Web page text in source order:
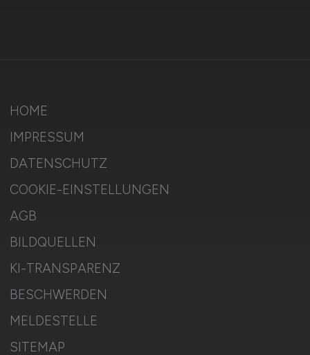
HOME
IMPRESSUM
DATENSCHUTZ
COOKIE-EINSTELLUNGEN
AGB
BILDQUELLEN
KI-TRANSPARENZ
BESCHWERDEN
MELDESTELLE
SITEMAP